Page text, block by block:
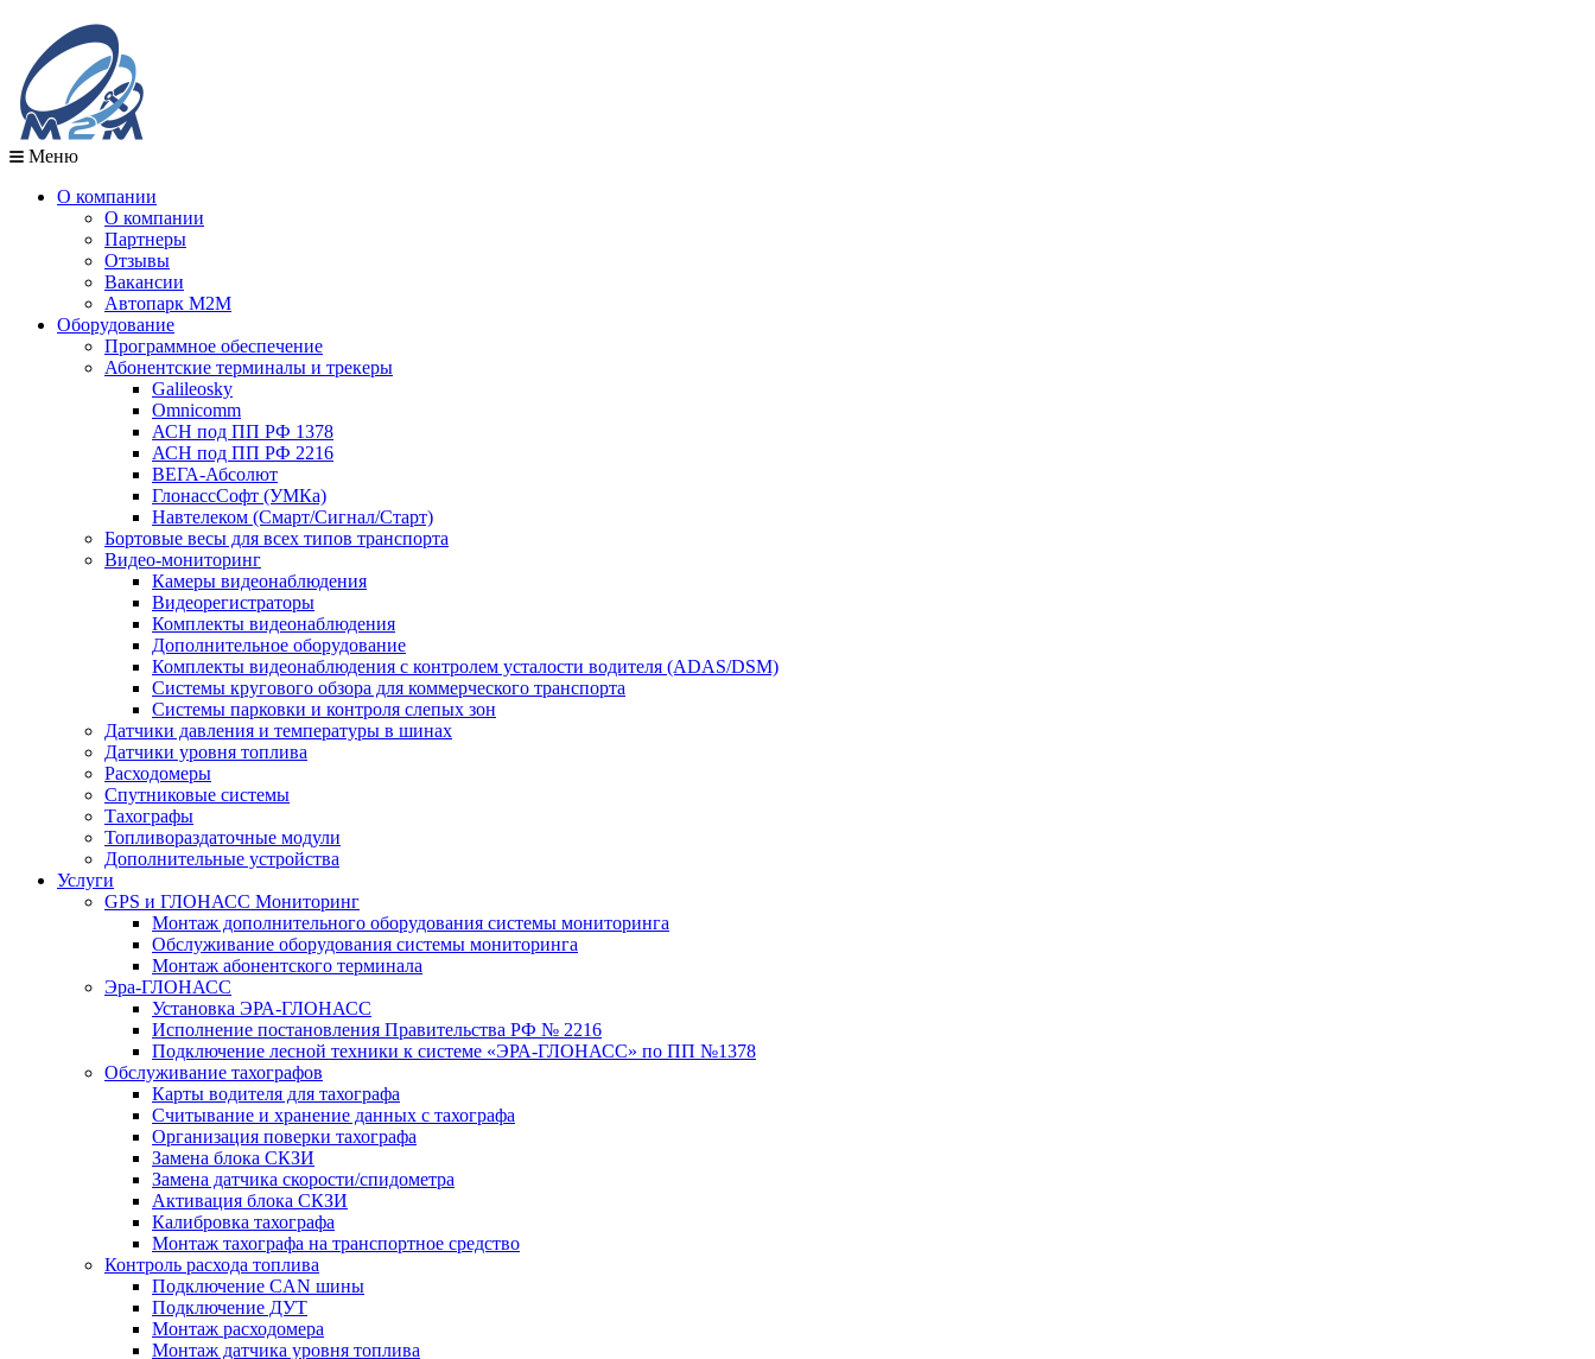
Меню
О компании
О компании
Партнеры
Отзывы
Вакансии
Автопарк М2М
Оборудование
Программное обеспечение
Абонентские терминалы и трекеры
Galileosky
Omnicomm
АСН под ПП РФ 1378
АСН под ПП РФ 2216
ВЕГА-Абсолют
ГлонассСофт (УМКа)
Навтелеком (Смарт/Сигнал/Старт)
Бортовые весы для всех типов транспорта
Видео-мониторинг
Камеры видеонаблюдения
Видеорегистраторы
Комплекты видеонаблюдения
Дополнительное оборудование
Комплекты видеонаблюдения с контролем усталости водителя (ADAS/DSM)
Системы кругового обзора для коммерческого транспорта
Системы парковки и контроля слепых зон
Датчики давления и температуры в шинах
Датчики уровня топлива
Расходомеры
Спутниковые системы
Тахографы
Топливораздаточные модули
Дополнительные устройства
Услуги
GPS и ГЛОНАСС Мониторинг
Монтаж дополнительного оборудования системы мониторинга
Обслуживание оборудования системы мониторинга
Монтаж абонентского терминала
Эра-ГЛОНАСС
Установка ЭРА-ГЛОНАСС
Исполнение постановления Правительства РФ № 2216
Подключение лесной техники к системе «ЭРА-ГЛОНАСС» по ПП №1378
Обслуживание тахографов
Карты водителя для тахографа
Считывание и хранение данных с тахографа
Организация поверки тахографа
Замена блока СКЗИ
Замена датчика скорости/спидометра
Активация блока СКЗИ
Калибровка тахографа
Монтаж тахографа на транспортное средство
Контроль расхода топлива
Подключение CAN шины
Подключение ДУТ
Монтаж расходомера
Монтаж датчика уровня топлива